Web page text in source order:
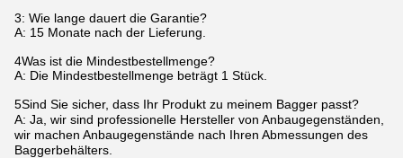
3: Wie lange dauert die Garantie?
A: 15 Monate nach der Lieferung.
4Was ist die Mindestbestellmenge?
A: Die Mindestbestellmenge beträgt 1 Stück.
5Sind Sie sicher, dass Ihr Produkt zu meinem Bagger passt?
A: Ja, wir sind professionelle Hersteller von Anbaugegenständen,
wir machen Anbaugegenstände nach Ihren Abmessungen des
Baggerbehälters.